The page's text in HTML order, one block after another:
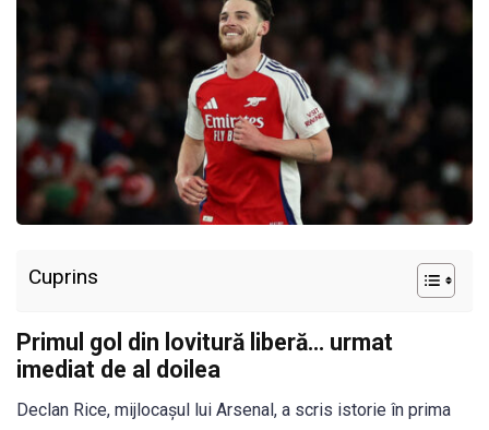
Cuprins
Primul gol din lovitură liberă… urmat
imediat de al doilea
Declan Rice, mijlocașul lui Arsenal, a scris istorie în prima